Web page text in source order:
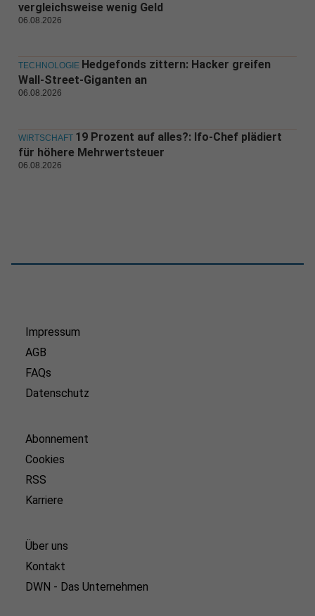
vergleichsweise wenig Geld
06.08.2026
TECHNOLOGIE Hedgefonds zittern: Hacker greifen
Wall-Street-Giganten an
06.08.2026
WIRTSCHAFT 19 Prozent auf alles?: Ifo-Chef plädiert
für höhere Mehrwertsteuer
06.08.2026
Impressum
AGB
FAQs
Datenschutz
Abonnement
Cookies
RSS
Karriere
Über uns
Kontakt
DWN - Das Unternehmen